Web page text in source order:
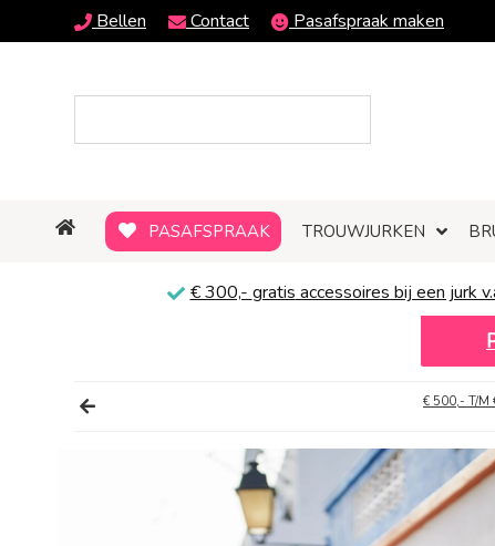
Bellen Contact Pasafspraak maken
PASAFSPRAAK TROUWJURKEN
€ 300,- gratis accessoires bij een jurk
€ 500,- T/M